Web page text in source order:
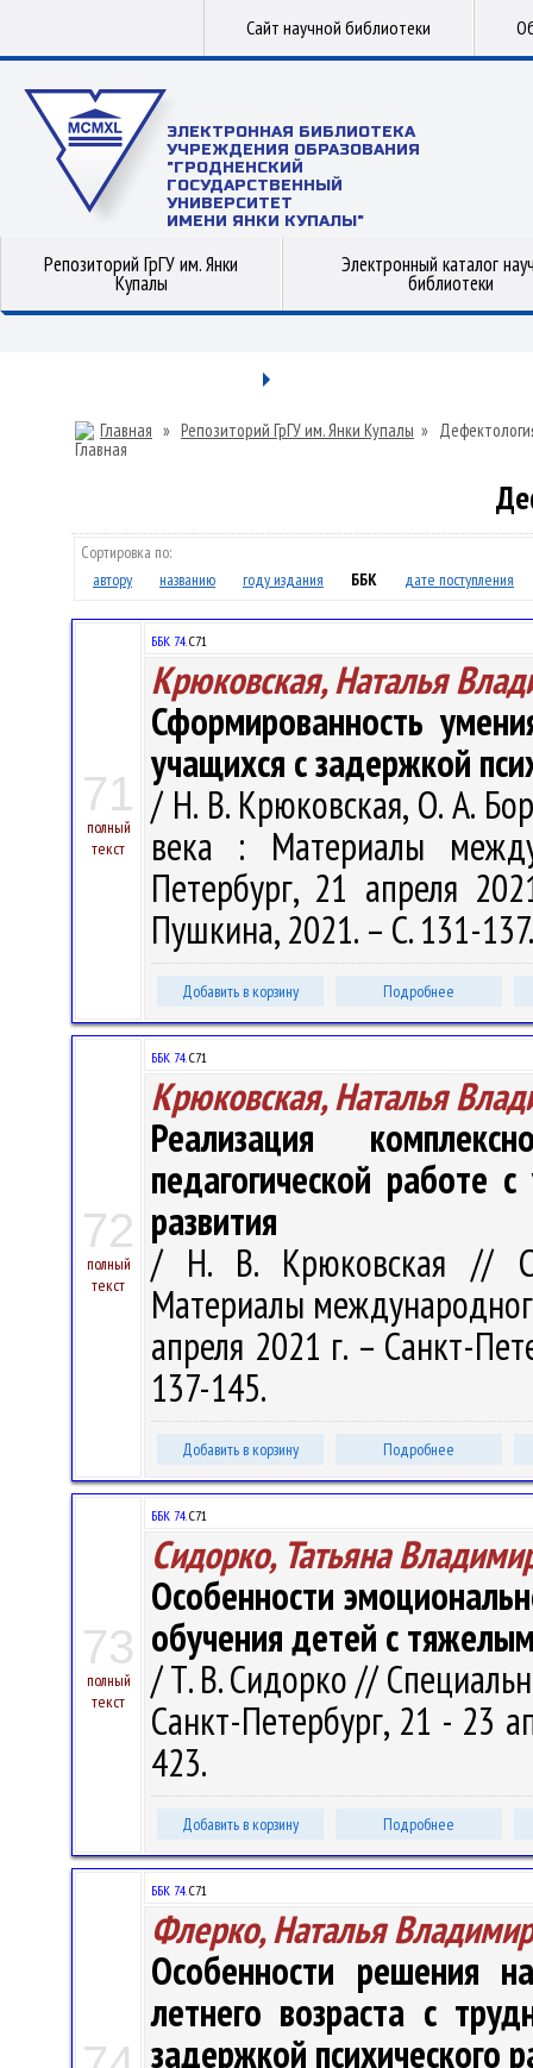
Сайт научной библиотеки
ЭЛЕКТРОННАЯ БИБЛИОТЕКА
УЧРЕЖДЕНИЯ ОБРАЗОВАНИЯ
"ГРОДНЕНСКИЙ
ГОСУДАРСТВЕННЫЙ
УНИВЕРСИТЕТ
ИМЕНИ ЯНКИ КУПАЛЫ"
Репозиторий ГрГУ им. Янки
Купалы
Электронный каталог
библиотеки
Главная » Репозиторий ГрГУ им. Янки Купалы »
Сортировка по:
автору
названию году издания ББК дате поступления
71
полный
текст
ББК 74.С71
Крюковская, Наталья
Сформированность
учащихся с задержкой
/ Н. В. Крюковская, О. А.
века : Материалы
Петербург, 21 апреля
Пушкина, 2021. – С. 131-
Добавить в корзину Подробнее
72
полный
текст
ББК 74.С71
Крюковская, Наталья
Реализация
педагогической работе
развития
/ Н. В. Крюковская //
Материалы
апреля 2021 г. – Санкт-
137-145.
Добавить в корзину Подробнее
73
полный
текст
ББК 74.С71
Сидорко, Татьяна
Особенности
обучения детей с
/ Т. В. Сидорко //
Санкт-Петербург, 21 - 23
423.
Добавить в корзину Подробнее
ББК 74.С71
Флерко, Наталья
Особенности решения
летнего возраста с
задержкой психического